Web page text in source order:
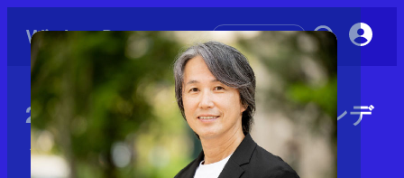
初めての方へ
2-2-22：9segsで販促とブランデ
ィングの成果を把握する